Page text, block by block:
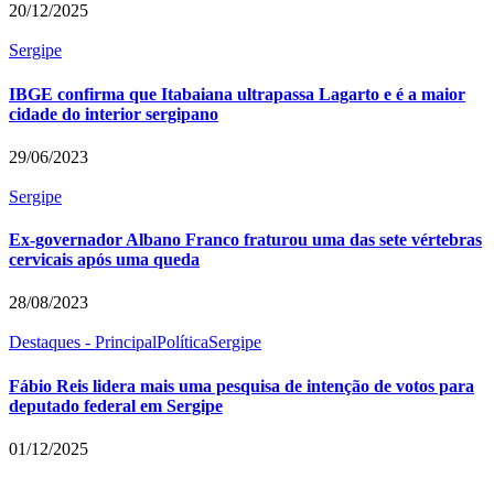
20/12/2025
Sergipe
IBGE confirma que Itabaiana ultrapassa Lagarto e é a maior
cidade do interior sergipano
29/06/2023
Sergipe
Ex-governador Albano Franco fraturou uma das sete vértebras
cervicais após uma queda
28/08/2023
Destaques - PrincipalPolíticaSergipe
Fábio Reis lidera mais uma pesquisa de intenção de votos para
deputado federal em Sergipe
01/12/2025